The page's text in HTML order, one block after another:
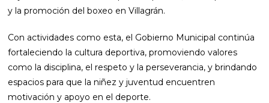
y la promoción del boxeo en Villagrán.
Con actividades como esta, el Gobierno Municipal continúa
fortaleciendo la cultura deportiva, promoviendo valores
como la disciplina, el respeto y la perseverancia, y brindando
espacios para que la niñez y juventud encuentren
motivación y apoyo en el deporte.